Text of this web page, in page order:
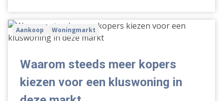
Waarom
steeds
kopers
voor
een
Aankoop Woningmarkt
Waarom steeds meer kopers
kiezen voor een kluswoning in